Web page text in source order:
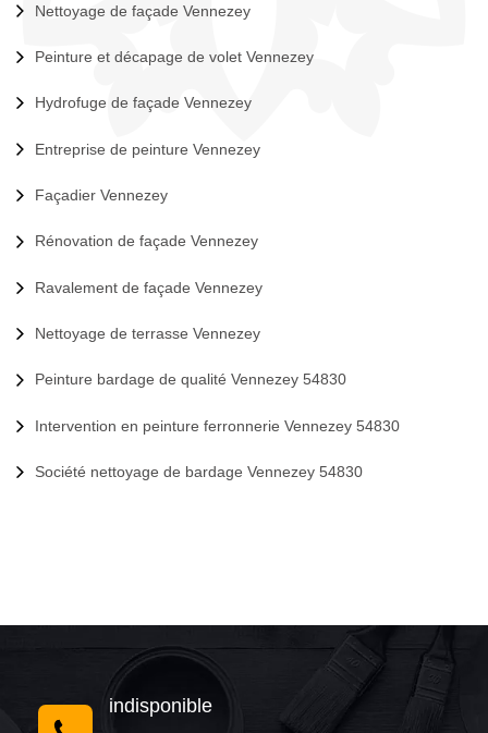
Nettoyage de façade Vennezey
Peinture et décapage de volet Vennezey
Hydrofuge de façade Vennezey
Entreprise de peinture Vennezey
Façadier Vennezey
Rénovation de façade Vennezey
Ravalement de façade Vennezey
Nettoyage de terrasse Vennezey
Peinture bardage de qualité Vennezey 54830
Intervention en peinture ferronnerie Vennezey 54830
Société nettoyage de bardage Vennezey 54830
indisponible